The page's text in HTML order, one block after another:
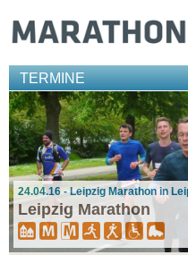
TERMINE
24.04.16 - Leipzig Marathon in
Leipzig Marathon